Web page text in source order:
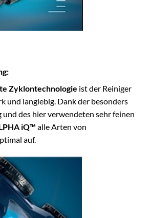
Zyklontechnologie ist der Reiniger
und langlebig. Dank der besonders
des hier verwendeten sehr feinen
iQ™ alle Arten von
auf.